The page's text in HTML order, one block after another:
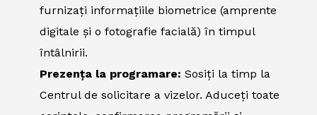
furnizați informațiile biometrice (amprente
digitale și o fotografie facială) în timpul
întâlnirii.
Prezența la programare: Sosiți la timp la
Centrul de solicitare a vizelor. Aduceți toate